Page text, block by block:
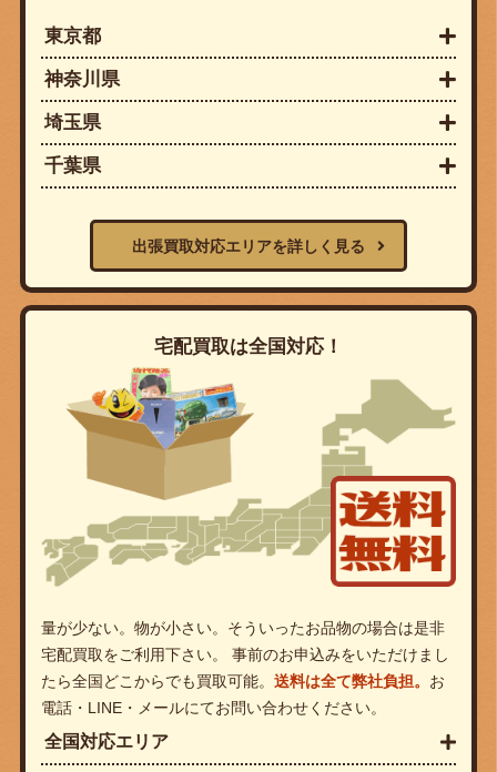
東京都
神奈川県
埼玉県
千葉県
出張買取対応エリアを詳しく見る
宅配買取は全国対応！
量が少ない。物が小さい。そういったお品物の場合は是非
宅配買取をご利用下さい。 事前のお申込みをいただけまし
たら全国どこからでも買取可能。 送料は全て弊社負担。 お
電話・LINE・メールにてお問い合わせください。
全国対応エリア